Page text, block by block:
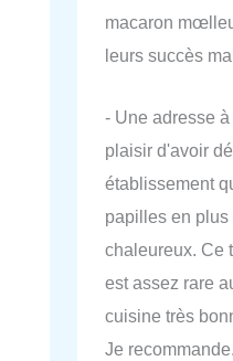
macaron
leurs succès
- Une adresse
plaisir d'avoir
établissement
papilles en
chaleureux. Ce
est assez rare
cuisine très
Je recommande.